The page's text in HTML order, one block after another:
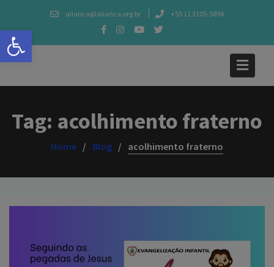
Abrir a barra de ferramentas
content
alianca@alianca.org.br +55 11 3105-5894
Tag: acolhimento fraterno
Home Blog acolhimento fraterno